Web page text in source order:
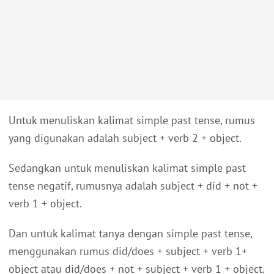
Untuk menuliskan kalimat simple past tense, rumus
yang digunakan adalah subject + verb 2 + object.
Sedangkan untuk menuliskan kalimat simple past
tense negatif, rumusnya adalah subject + did + not +
verb 1 + object.
Dan untuk kalimat tanya dengan simple past tense,
menggunakan rumus did/does + subject + verb 1+
object atau did/does + not + subject + verb 1 + object.